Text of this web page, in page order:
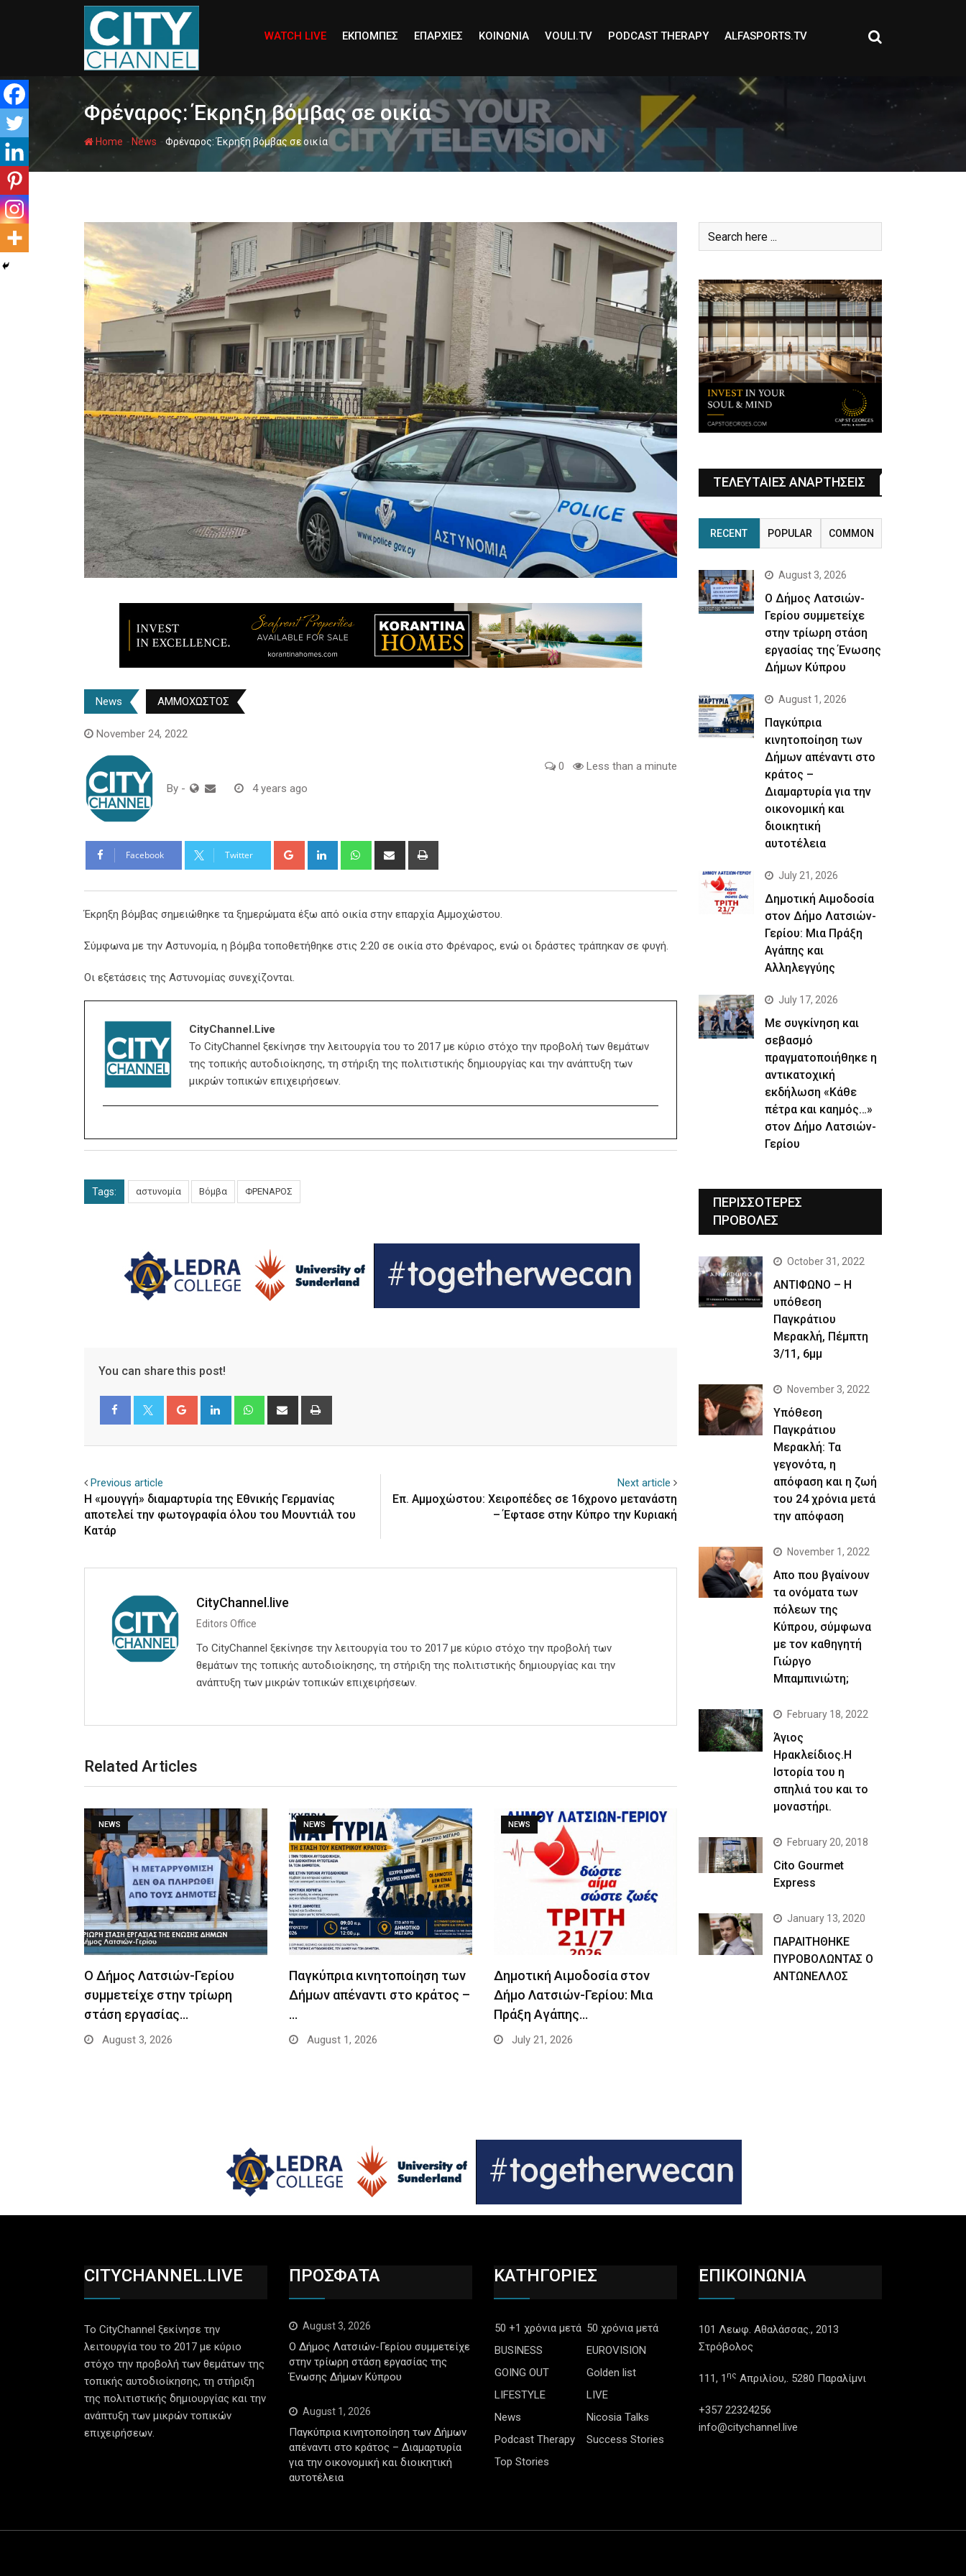
WATCH LIVE ΕΚΠΟΜΠΕΣ ΕΠΑΡΧΙΕΣ ΚΟΙΝΩΝΙΑ VOULI.TV PODCAST THERAPY ALFASPORTS.TV
Φρέναρος: Έκρηξη βόμβας σε οικία
Home - News -Φρέναρος: Έκρηξη βόμβας σε οικία
News ΑΜΜΟΧΩΣΤΟΣ
November 24, 2022
By - 4 years ago
0 Less than a minute
Facebook Twitter Google+ LinkedIn WhatsappShare
Έκρηξη βόμβας σημειώθηκε τα ξημερώματα έξω από οικία στην επαρχία Αμμοχώστου.
Σύμφωνα με την Αστυνομία, η βόμβα τοποθετήθηκε στις 2:20 σε οικία στο Φρέναρος, ενώ οι δράστες τράπηκαν σε φυγή.
Οι εξετάσεις της Αστυνομίας συνεχίζονται.
CityChannel.live
Το CityChannel ξεκίνησε την λειτουργία του το 2017 με κύριο στόχο την προβολή των θεμάτων
της τοπικής αυτοδιοίκησης, τη στήριξη της πολιτιστικής δημιουργίας και την ανάπτυξη των
μικρών τοπικών επιχειρήσεων.
Tags: αστυνομία Βόμβα ΦΡΕΝΑΡΟΣ
You can share this post!
Google+ LinkedIn WhatsappShare
Previous article
Η «μουγγή» διαμαρτυρία της Εθνικής Γερμανίας
αποτελεί την φωτογραφία όλου του Μουντιάλ του
Κατάρ
Next article
Επ. Αμμοχώστου: Χειροπέδες σε 16χρονο μετανάστη
– Έφτασε στην Κύπρο την Κυριακή
CityChannel.live
Editors Office
Το CityChannel ξεκίνησε την λειτουργία του το 2017 με κύριο στόχο την προβολή των
θεμάτων της τοπικής αυτοδιοίκησης, τη στήριξη της πολιτιστικής δημιουργίας και την
ανάπτυξη των μικρών τοπικών επιχειρήσεων.
Related Articles
NEWS
Ο Δήμος Λατσιών-Γερίου
συμμετείχε στην τρίωρη
στάση εργασίας…
August 3, 2026
NEWS
Παγκύπρια κινητοποίηση των
Δήμων απέναντι στο κράτος –
…
August 1, 2026
NEWS
Δημοτική Αιμοδοσία στον
Δήμο Λατσιών-Γερίου: Μια
Πράξη Αγάπης…
July 21, 2026
ΤΕΛΕΥΤΑΙΕΣ ΑΝΑΡΤΗΣΕΙΣ
RECENT POPULAR COMMON
August 3, 2026
Ο Δήμος Λατσιών-
Γερίου συμμετείχε
στην τρίωρη στάση
εργασίας της Ένωσης
Δήμων Κύπρου
August 1, 2026
Παγκύπρια
κινητοποίηση των
Δήμων απέναντι στο
κράτος –
Διαμαρτυρία για την
οικονομική και
διοικητική
αυτοτέλεια
July 21, 2026
Δημοτική Αιμοδοσία
στον Δήμο Λατσιών-
Γερίου: Μια Πράξη
Αγάπης και
Αλληλεγγύης
July 17, 2026
Με συγκίνηση και
σεβασμό
πραγματοποιήθηκε η
αντικατοχική
εκδήλωση «Κάθε
πέτρα και καημός…»
στον Δήμο Λατσιών-
Γερίου
ΠΕΡΙΣΣΟΤΕΡΕΣ
ΠΡΟΒΟΛΕΣ
October 31, 2022
ΑΝΤΙΦΩΝΟ – Η
υπόθεση
Παγκράτιου
Μερακλή, Πέμπτη
3/11, 6μμ
November 3, 2022
Yπόθεση
Παγκράτιου
Μερακλή: Τα
γεγονότα, η
απόφαση και η ζωή
του 24 χρόνια μετά
την απόφαση
November 1, 2022
Απο που βγαίνουν
τα ονόματα των
πόλεων της
Κύπρου, σύμφωνα
με τον καθηγητή
Γιώργο
Μπαμπινιώτη;
February 18, 2022
Άγιος
Ηρακλείδιος.Η
Ιστορία του η
σπηλιά του και το
μοναστήρι.
February 20, 2018
Cito Gourmet
Express
January 13, 2020
ΠΑΡΑΙΤΗΘΗΚΕ
ΠΥΡΟΒΟΛΩΝΤΑΣ Ο
ΑΝΤΩΝΕΛΛΟΣ
CITYCHANNEL.LIVE
Το CityChannel ξεκίνησε την
λειτουργία του το 2017 με κύριο
στόχο την προβολή των θεμάτων της
τοπικής αυτοδιοίκησης, τη στήριξη
της πολιτιστικής δημιουργίας και την
ανάπτυξη των μικρών τοπικών
επιχειρήσεων.
ΠΡΟΣΦΑΤΑ
August 3, 2026
Ο Δήμος Λατσιών-Γερίου συμμετείχε
στην τρίωρη στάση εργασίας της
Ένωσης Δήμων Κύπρου
August 1, 2026
Παγκύπρια κινητοποίηση των Δήμων
απέναντι στο κράτος – Διαμαρτυρία
για την οικονομική και διοικητική
αυτοτέλεια
ΚΑΤΗΓΟΡΙΕΣ
50 +1 χρόνια μετά 50 χρόνια μετά
BUSINESS
EUROVISION
GOING OUT
Golden list
LIFESTYLE
LIVE
News
Nicosia Talks
Podcast Therapy
Success Stories
Top Stories
ΕΠΙΚΟΙΝΩΝΙΑ
101 Λεωφ. Αθαλάσσας., 2013
Στρόβολος
111, 1 ης Απριλίου,. 5280 Παραλίμνι
+357 22324256
info@citychannel.live